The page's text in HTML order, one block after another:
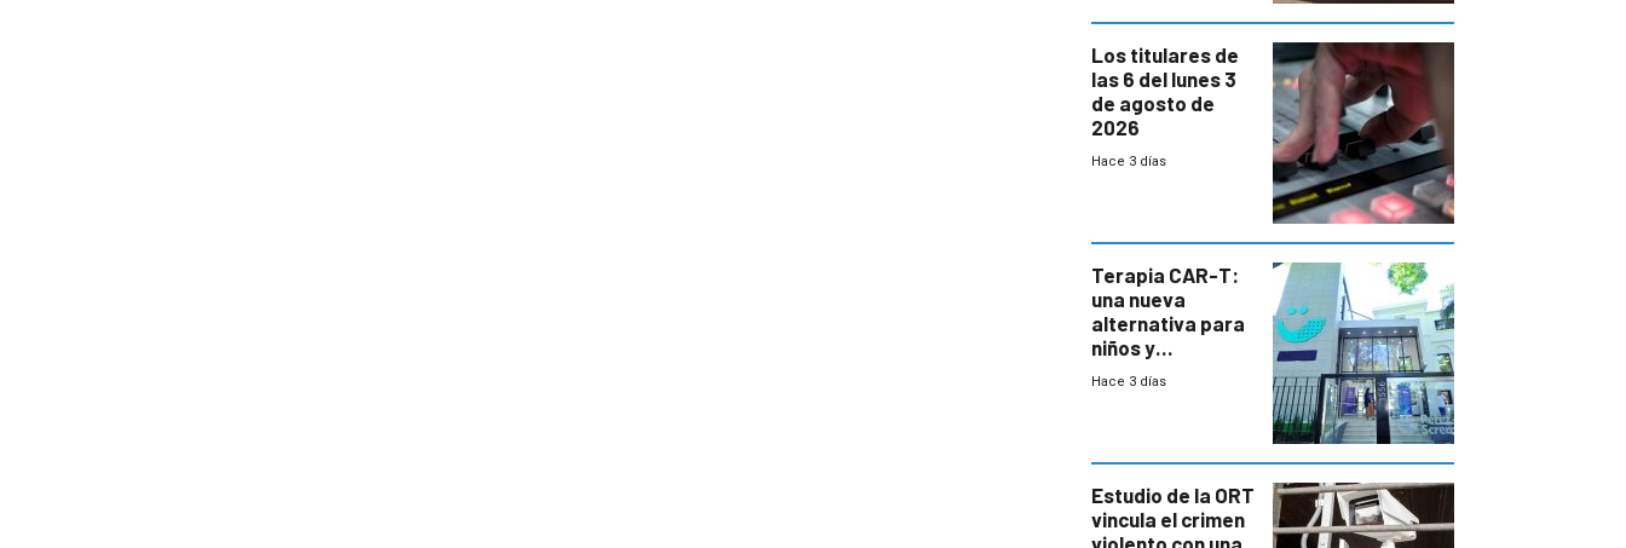
Los titulares de
las 6 del lunes 3
de agosto de
2026
Hace 3 días
Terapia CAR-T:
una nueva
alternativa para
niños y
adolescentes
Hace 3 días
Estudio de la ORT
vincula el crimen
violento con una